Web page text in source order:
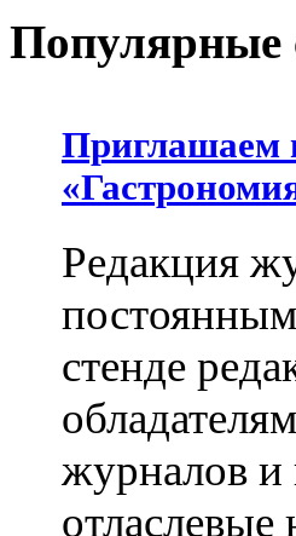
Популярные
Приглашаем
Редакция
стенде
журналов и